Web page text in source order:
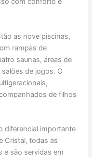
as nove piscinas,
rampas de
saunas, áreas de
de jogos. O
de filhos
diferencial importante
Cristal, todas as
e são servidas em